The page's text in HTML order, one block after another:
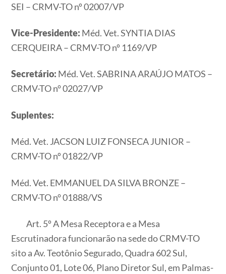
SEI – CRMV-TO nº 02007/VP
Vice-Presidente: Méd. Vet. SYNTIA DIAS
CERQUEIRA – CRMV-TO nº 1169/VP
Secretário: Méd. Vet. SABRINA ARAÚJO MATOS –
CRMV-TO n° 02027/VP
Suplentes:
Méd. Vet. JACSON LUIZ FONSECA JUNIOR –
CRMV-TO nº 01822/VP
Méd. Vet. EMMANUEL DA SILVA BRONZE –
CRMV-TO n° 01888/VS
Art. 5º A Mesa Receptora e a Mesa
Escrutinadora funcionarão na sede do CRMV-TO
sito a Av. Teotônio Segurado, Quadra 602 Sul,
Conjunto 01, Lote 06, Plano Diretor Sul, em Palmas-